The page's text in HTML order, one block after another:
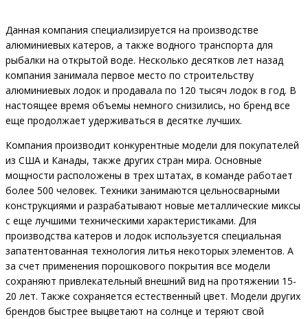
Данная компания специализируется на производстве
алюминиевых катеров, а также водного транспорта для
рыбалки на открытой воде. Несколько десятков лет назад
компания занимала первое место по строительству
алюминиевых лодок и продавала по 120 тысяч лодок в год. В
настоящее время объемы немного снизились, но бренд все
еще продолжает удерживаться в десятке лучших.
Компания производит конкурентные модели для покупателей
из США и Канады, также других стран мира. Основные
мощности расположены в трех штатах, в команде работает
более 500 человек. Техники занимаются цельносварными
конструкциями и разрабатывают новые металлические миксы
с еще лучшими техническими характеристиками. Для
производства катеров и лодок используется специальная
запатентованная технология литья некоторых элементов. А
за счет применения порошкового покрытия все модели
сохраняют привлекательный внешний вид на протяжении 15-
20 лет. Также сохраняется естественный цвет. Модели других
брендов быстрее выцветают на солнце и теряют свой